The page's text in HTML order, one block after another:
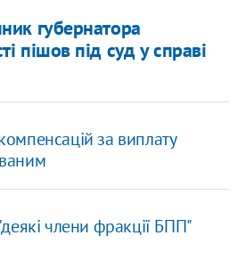
губернатора
пішов під суд у справі
за виплату
члени фракції БПП"